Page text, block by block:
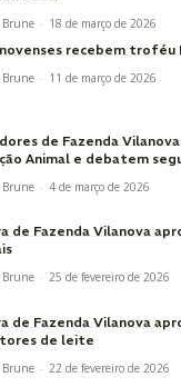
Brune - 18 de março de 2026
recebem troféu
Brune - 11 de março de 2026
de Fazenda
Animal e debatem
Brune - 4 de março de 2026
de Fazenda Vilanova
Brune - 25 de fevereiro de 2026
de Fazenda Vilanova
de leite
Brune - 22 de fevereiro de 2026